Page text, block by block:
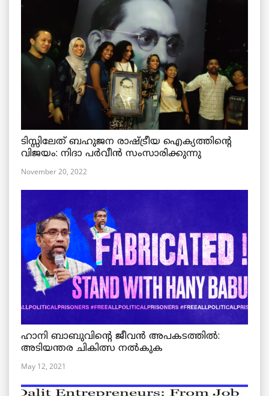
ടിസ്സിലേത് ബഹുജന രാഷ്ട്രീയ ഐക്യത്തിന്റെ
വിജയം: നിദാ പർവീൻ സംസാരിക്കുന്നു
November 20, 2022
ഹാനി ബാബുവിന്റെ ജീവൻ അപകടത്തിൽ:
അടിയന്തര ചികിത്സ നൽകുക
May 12, 2021